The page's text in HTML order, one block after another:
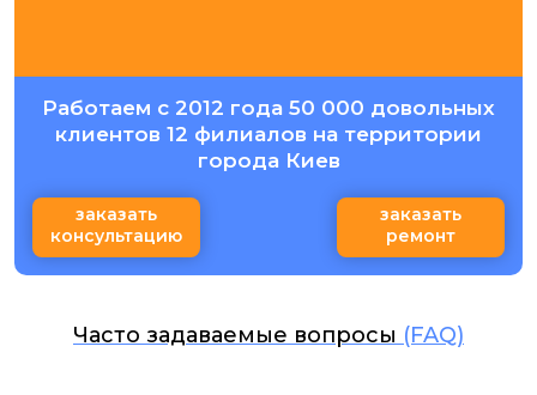
Работаем с 2012 года 50 000 довольных
клиентов 12 филиалов на территории
города Киев
заказать
консультацию
заказать
ремонт
Часто задаваемые вопросы (FAQ)